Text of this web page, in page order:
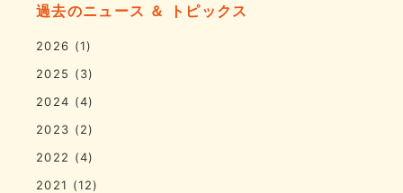
過去のニュース ＆ トピックス
2026 (1)
2025 (3)
2024 (4)
2023 (2)
2022 (4)
2021 (12)